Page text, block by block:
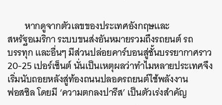
หากดูจากตัวเลขของประเทศอังกฤษและ
สหรัฐอเมริกา ระบบขนส่งอันหมายรวมถึงรถยนต์ รถ
บรรทุก และอื่นๆ มีส่วนปล่อยคาร์บอนสู่ชั้นบรรยากาศราว
20-25 เปอร์เซ็นต์ นั่นเป็นเหตุผลว่าทำไมหลายประเทศจึง
เริ่มนับถอยหลังสู่ท้องถนนปลอดรถยนต์ใช้พลังงาน
ฟอสซิล โดยมี ‘ความตกลงปารีส’ เป็นตัวเร่งสำคัญ